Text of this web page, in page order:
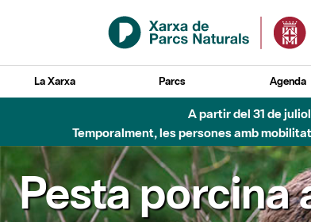
Salta al contingut principal
La Xarxa Parcs Agenda
A partir del 31 de
Temporalment, les persones amb
Pesta porcina